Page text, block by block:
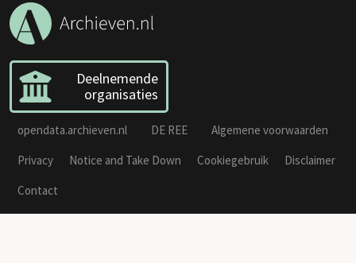
Deelnemende
organisaties
opendata.archieven.nl DE REE
Algemene voorwaarden
Privacy
Notice and Take Down Cookiegebruik
Disclaimer
Contact